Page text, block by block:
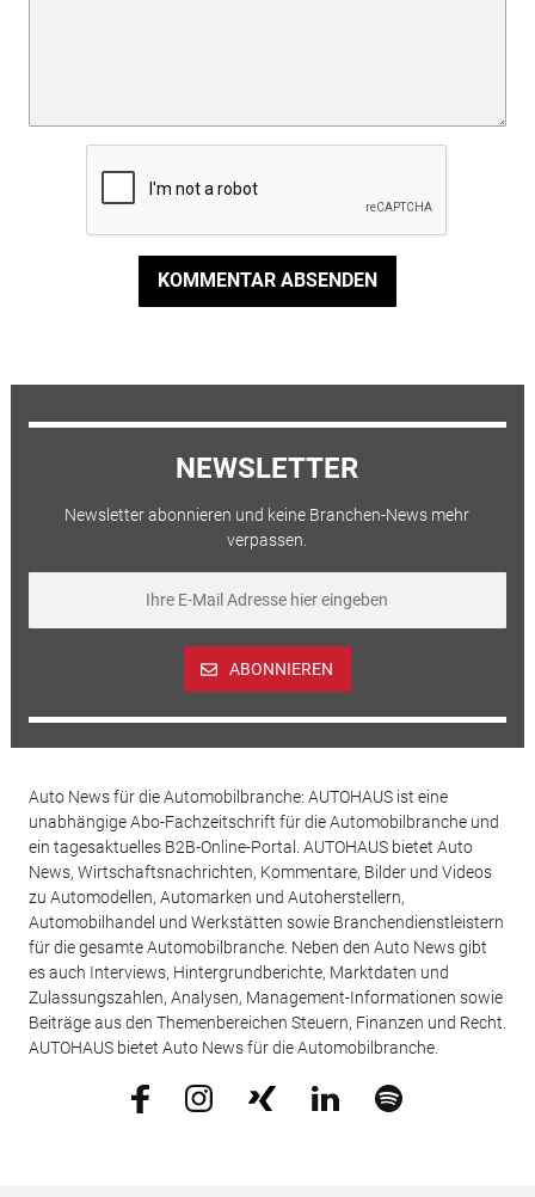
KOMMENTAR ABSENDEN
NEWSLETTER
Newsletter abonnieren und keine Branchen-News mehr
verpassen.
ABONNIEREN
Auto News für die Automobilbranche: AUTOHAUS ist eine
unabhängige Abo-Fachzeitschrift für die Automobilbranche und
ein tagesaktuelles B2B-Online-Portal. AUTOHAUS bietet Auto
News, Wirtschaftsnachrichten, Kommentare, Bilder und Videos
zu Automodellen, Automarken und Autoherstellern,
Automobilhandel und Werkstätten sowie Branchendienstleistern
für die gesamte Automobilbranche. Neben den Auto News gibt
es auch Interviews, Hintergrundberichte, Marktdaten und
Zulassungszahlen, Analysen, Management-Informationen sowie
Beiträge aus den Themenbereichen Steuern, Finanzen und Recht.
AUTOHAUS bietet Auto News für die Automobilbranche.